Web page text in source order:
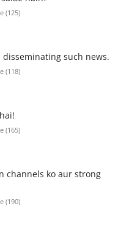
(125)
such news.
(118)
(165)
channels ko aur strong
(190)